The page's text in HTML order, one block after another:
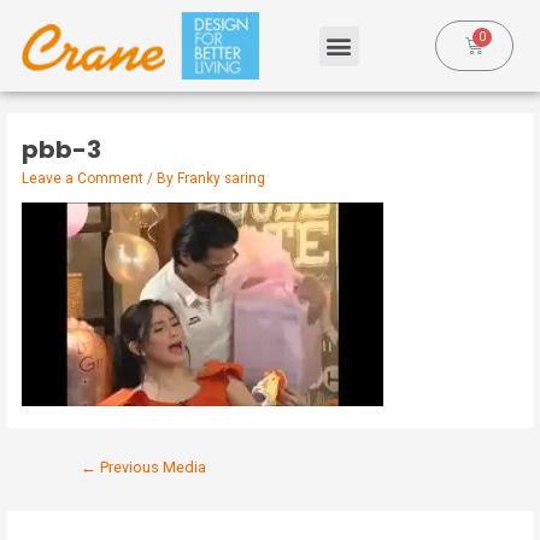
pbb-3
Leave a Comment / ByFranky saring
← Previous Media